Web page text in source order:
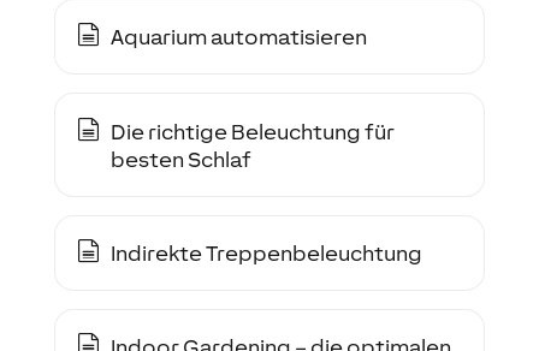
Aquarium automatisieren
Die richtige Beleuchtung für
besten Schlaf
Indirekte Treppenbeleuchtung